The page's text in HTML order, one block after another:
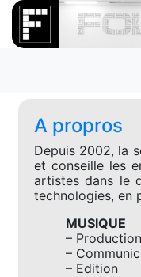
A propros
Depuis 2002, la
et conseille les
artistes dans le
technologies, en
MUSIQUE
– Production
–
– Edition